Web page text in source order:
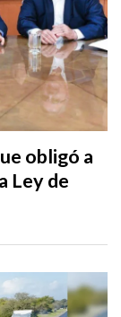
obligó a
Ley de